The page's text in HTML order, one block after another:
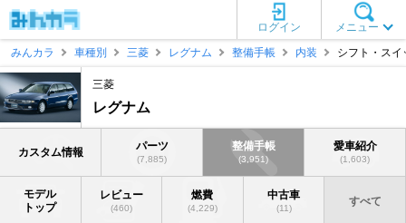
メニュー
ログイン
みんカラ
車種別 三菱 レグナム 整備手帳 内装 シフト・スイ
三菱
レグナム
カスタム情報 パーツ
(7,885)
整備手帳
(3,951)
愛車紹介
(1,603)
モデル
トップ
レビュー
(460)
燃費
(4,229)
中古車
(11)
すべて